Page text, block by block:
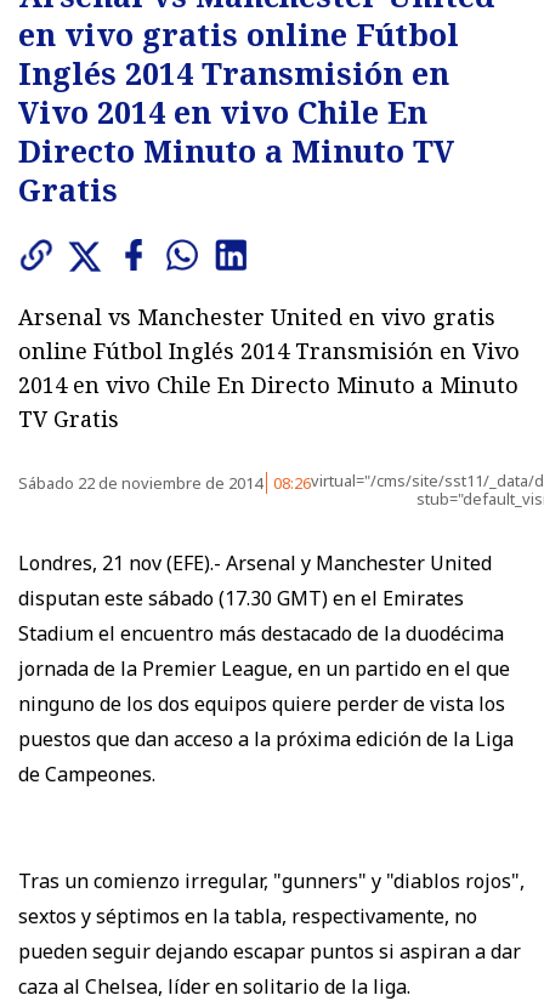
en vivo gratis online Fútbol
Inglés 2014 Transmisión en
Vivo 2014 en vivo Chile En
Directo Minuto a Minuto TV
Gratis
Arsenal vs Manchester United en vivo gratis
online Fútbol Inglés 2014 Transmisión en Vivo
2014 en vivo Chile En Directo Minuto a Minuto
TV Gratis
Sábado 22 de noviembre de 2014 08:26virtual="/cms/site/sst11/_data/
Londres, 21 nov (EFE).- Arsenal y Manchester United
disputan este sábado (17.30 GMT) en el Emirates
Stadium el encuentro más destacado de la duodécima
jornada de la Premier League, en un partido en el que
ninguno de los dos equipos quiere perder de vista los
puestos que dan acceso a la próxima edición de la Liga
de Campeones.
Tras un comienzo irregular, "gunners" y "diablos rojos",
sextos y séptimos en la tabla, respectivamente, no
pueden seguir dejando escapar puntos si aspiran a dar
caza al Chelsea, líder en solitario de la liga.